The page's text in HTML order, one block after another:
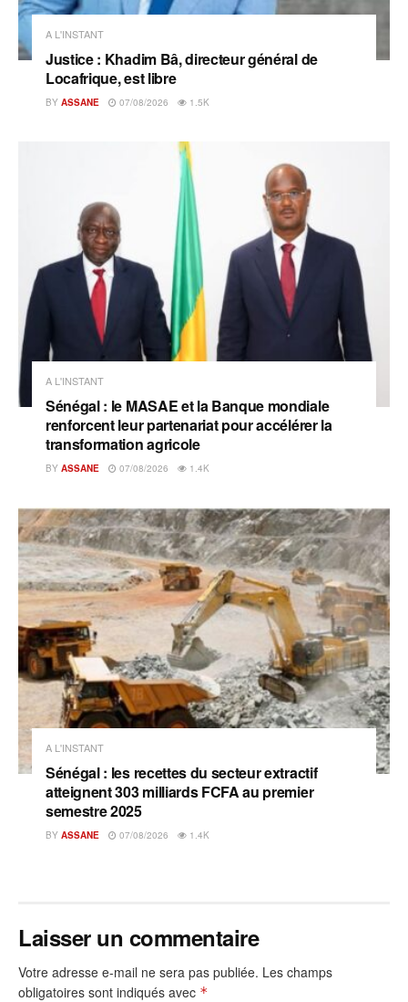
A L'INSTANT
Justice : Khadim Bâ, directeur général de
Locafrique, est libre
BY ASSANE 07/08/2026 1.5K
A L'INSTANT
Sénégal : le MASAE et la Banque mondiale
renforcent leur partenariat pour accélérer la
transformation agricole
BY ASSANE 07/08/2026 1.4K
A L'INSTANT
Sénégal : les recettes du secteur extractif
atteignent 303 milliards FCFA au premier
semestre 2025
BY ASSANE 07/08/2026 1.4K
Laisser un commentaire
Votre adresse e-mail ne sera pas publiée. Les champs
obligatoires sont indiqués avec *